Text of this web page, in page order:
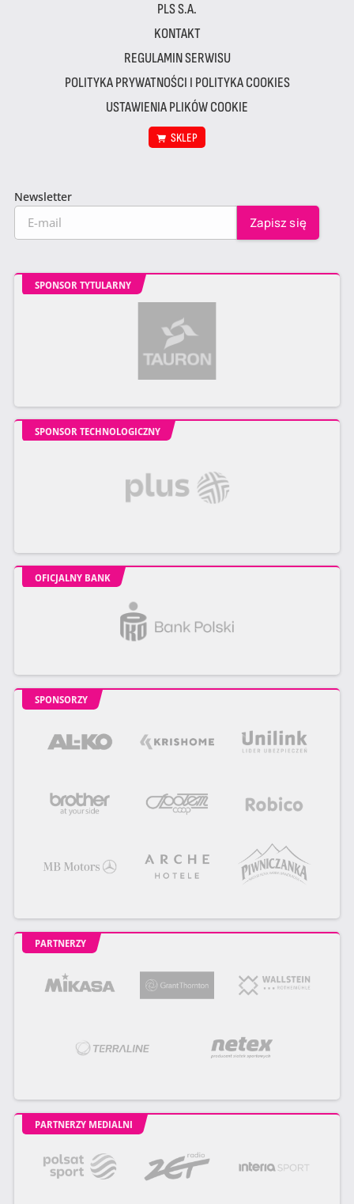
PLS S.A.
KONTAKT
REGULAMIN SERWISU
POLITYKA PRYWATNOŚCI I POLITYKA COOKIES
USTAWIENIA PLIKÓW COOKIE
SKLEP
Newsletter
SPONSOR TYTULARNY
SPONSOR TECHNOLOGICZNY
OFICJALNY BANK
SPONSORZY
PARTNERZY
PARTNERZY MEDIALNI